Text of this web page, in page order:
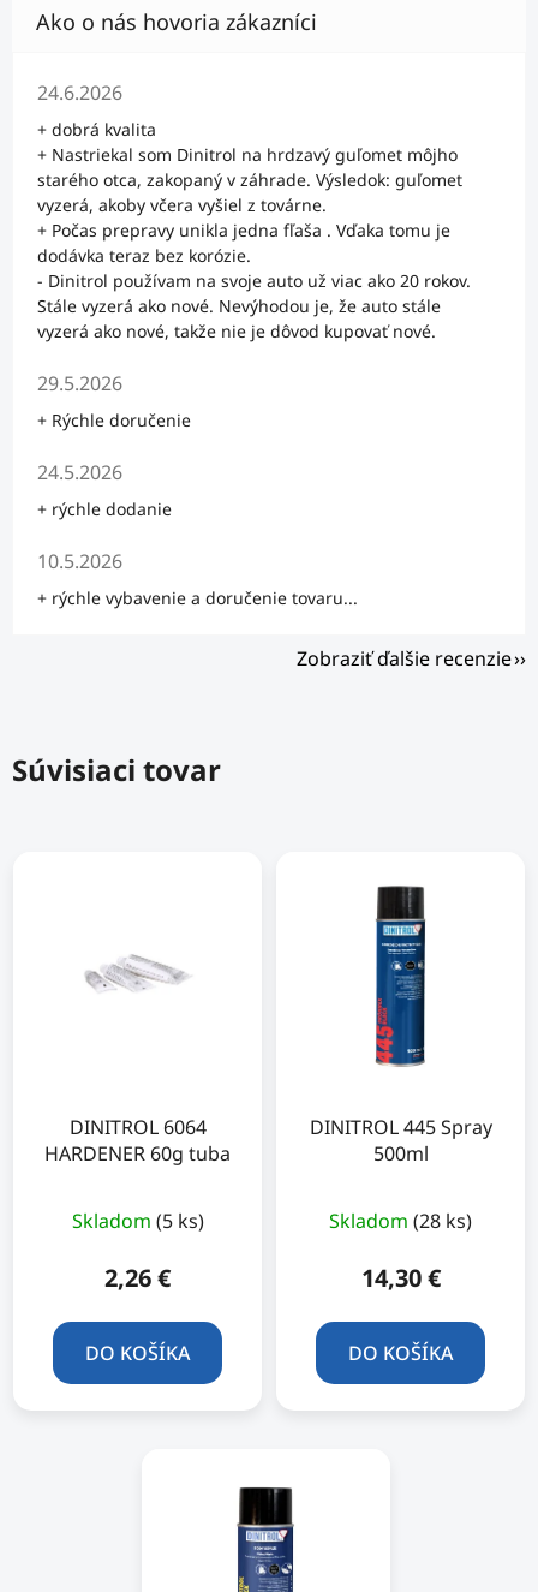
Hodnotenie obchodu je 5 z 5 hviezdičiek.
24.6.2026
+ dobrá kvalita
+ Nastriekal som Dinitrol na hrdzavý guľomet môjho
starého otca, zakopaný v záhrade. Výsledok: guľomet
vyzerá, akoby včera vyšiel z továrne.
+ Počas prepravy unikla jedna fľaša . Vďaka tomu je
dodávka teraz bez korózie.
- Dinitrol používam na svoje auto už viac ako 20 rokov.
Stále vyzerá ako nové. Nevýhodou je, že auto stále
vyzerá ako nové, takže nie je dôvod kupovať nové.
Hodnotenie obchodu je 5 z 5 hviezdičiek.
29.5.2026
+ Rýchle doručenie
Hodnotenie obchodu je 5 z 5 hviezdičiek.
24.5.2026
+ rýchle dodanie
Hodnotenie obchodu je 5 z 5 hviezdičiek.
10.5.2026
+ rýchle vybavenie a doručenie tovaru...
Zobraziť ďalšie recenzie
Súvisiaci tovar
DINITROL 6064
HARDENER 60g tuba
Skladom (5 ks)
2,26 €
DO KOŠÍKA
DINITROL 445 Spray
500ml
hodnotenie
produktu
je
5,0
z
Skladom (28 ks)
14,30 €
DO KOŠÍKA